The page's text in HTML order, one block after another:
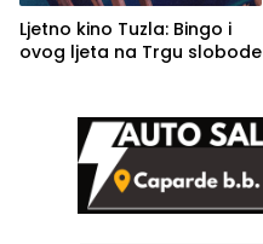
Ljetno kino Tuzla: Bingo i
ovog ljeta na Trgu slobode